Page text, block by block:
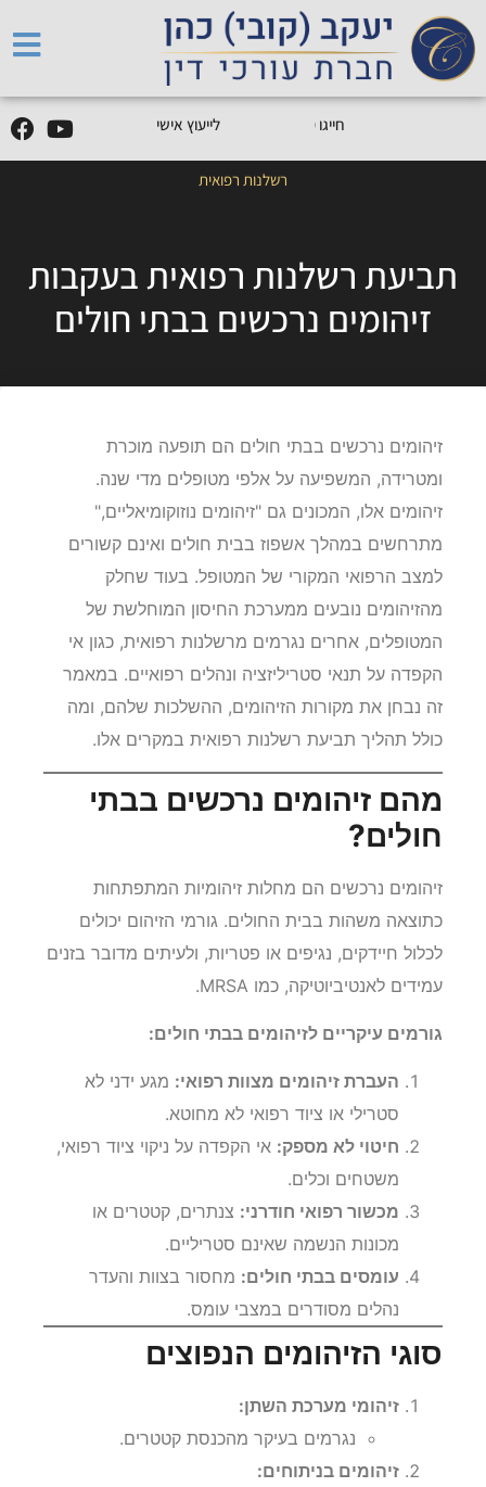
חייגו050- לייעוץ אישי
רשלנות רפואית
תביעת רשלנות רפואית בעקבות
זיהומים נרכשים בבתי חולים
זיהומים נרכשים בבתי חולים הם תופעה מוכרת
ומטרידה, המשפיעה על אלפי מטופלים מדי שנה.
זיהומים אלו, המכונים גם "זיהומים נוזוקומיאליים,"
מתרחשים במהלך אשפוז בבית חולים ואינם קשורים
למצב הרפואי המקורי של המטופל. בעוד שחלק
מהזיהומים נובעים ממערכת החיסון המוחלשת של
המטופלים, אחרים נגרמים מרשלנות רפואית, כגון אי
הקפדה על תנאי סטריליזציה ונהלים רפואיים. במאמר
זה נבחן את מקורות הזיהומים, ההשלכות שלהם, ומה
כולל תהליך תביעת רשלנות רפואית במקרים אלו.
מהם זיהומים נרכשים בבתי
חולים?
זיהומים נרכשים הם מחלות זיהומיות המתפתחות
כתוצאה משהות בבית החולים. גורמי הזיהום יכולים
לכלול חיידקים, נגיפים או פטריות, ולעיתים מדובר בזנים
עמידים לאנטיביוטיקה, כמו MRSA.
גורמים עיקריים לזיהומים בבתי חולים:
העברת זיהומים מצוות רפואי: מגע ידני לא
סטרילי או ציוד רפואי לא מחוטא.
חיטוי לא מספק: אי הקפדה על ניקוי ציוד רפואי,
משטחים וכלים.
מכשור רפואי חודרני: צנתרים, קטטרים או
מכונות הנשמה שאינם סטריליים.
עומסים בבתי חולים: מחסור בצוות והעדר
נהלים מסודרים במצבי עומס.
סוגי הזיהומים הנפוצים
זיהומי מערכת השתן:
נגרמים בעיקר מהכנסת קטטרים.
זיהומים בניתוחים: